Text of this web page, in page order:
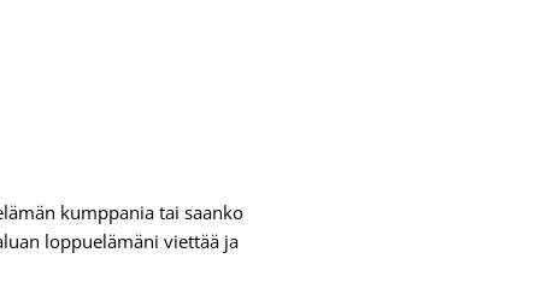
kumppania tai saanko
loppuelämäni viettää ja